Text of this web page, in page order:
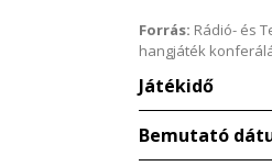
Forrás: Rádió- és
hangjáték
Játékidő
Bemutató